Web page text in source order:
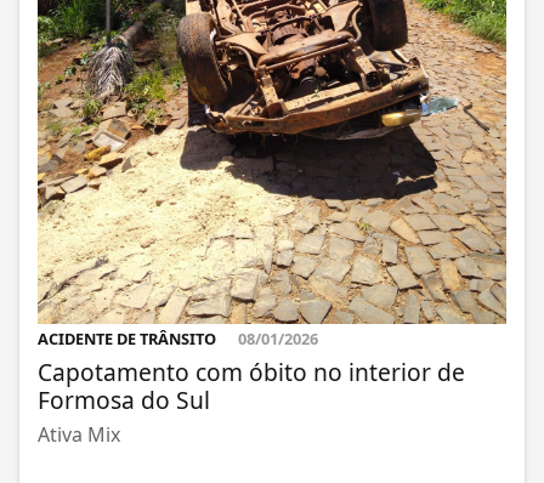
ACIDENTE DE TRÂNSITO 08/01/2026
Capotamento com óbito no interior de
Formosa do Sul
Ativa Mix